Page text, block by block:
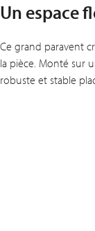
Un espace
Ce grand paravent
la pièce. Monté sur
robuste et stable